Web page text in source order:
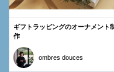
ギフトラッピングのオーナメント
作
ombres douces